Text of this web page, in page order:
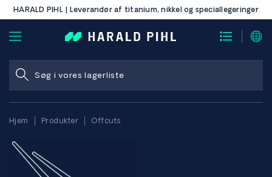
HARALD PIHL | Leverandør af titanium, nikkel og speciallegeringer
Hjem Produkter Offcuts